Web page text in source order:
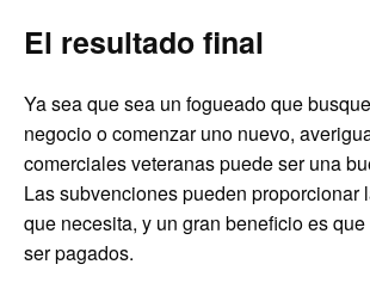
El resultado final
Ya sea que sea un fogueado que
negocio o comenzar uno nuevo,
comerciales veteranas puede ser una
Las subvenciones pueden proporcionar
que necesita, y un gran beneficio es
ser pagados.